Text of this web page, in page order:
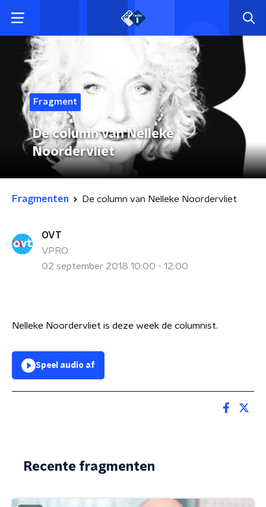
Fragment
De column van Nelleke
Noordervliet
Fragmenten De column van Nelleke Noordervliet
OVT
VPRO
02 september 2018 10:00 - 12:00
Nelleke Noordervliet is deze week de columnist.
Speel audio af
Recente fragmenten